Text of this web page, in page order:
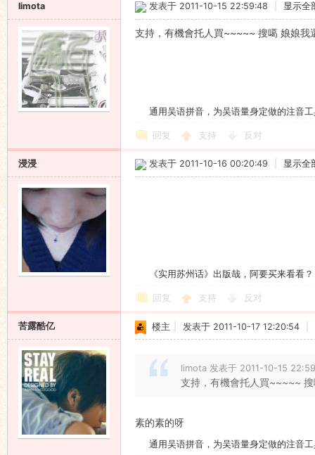
limota 发表于 2011-10-15 22:59:48 显示全
支持，有機會托人買~~~~~ 搜噶 娘娘我
通用吴语拼音，为吴语量身定做的注音
回复 支持 反对
浸浸 发表于 2011-10-16 00:20:49 显示全
《实用苏州话》出版哉，阿要买来看看？
回复 支持 反对
苦露酷亿 楼主 发表于 2011-10-17 12:20:54
limota 发表于 2011-10-15 22:59
支持，有機會托人買~~~~~
素的素的呀
通用吴语拼音，为吴语量身定做的注音